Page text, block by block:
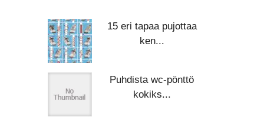
15 eri tapaa pujottaa
ken...
Puhdista wc-pönttö
kokiks...